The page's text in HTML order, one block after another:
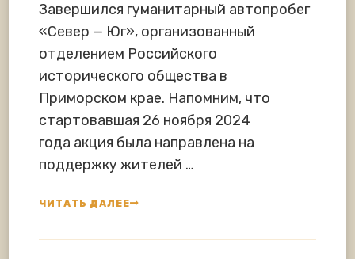
Завершился гуманитарный автопробег
«Север — Юг», организованный
отделением Российского
исторического общества в
Приморском крае. Напомним, что
стартовавшая 26 ноября 2024
года акция была направлена на
поддержку жителей …
ЧИТАТЬ ДАЛЕЕ